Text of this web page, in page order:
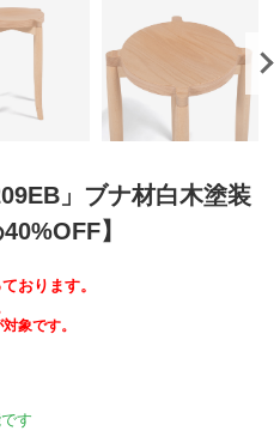
」ブナ材白木塗装
】
おります。
象です。
す